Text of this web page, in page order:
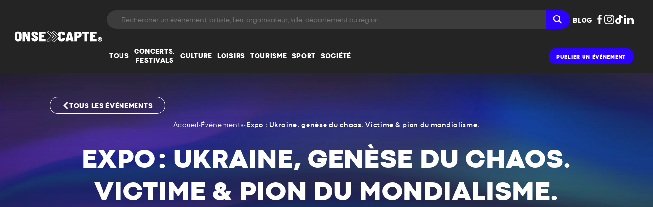
BLOG
TOUS
CONCERTS,
FESTIVALS
CULTURE LOISIRS TOURISME SPORT SOCIÉTÉ PUBLIER UN ÉVÉNEMENT
TOUS LES ÉVÉNEMENTS
Accueil •Événements• Expo : Ukraine, genèse du chaos. Victime & pion du mondialisme.
EXPO : UKRAINE, GENÈSE DU CHAOS.
VICTIME & PION DU MONDIALISME.